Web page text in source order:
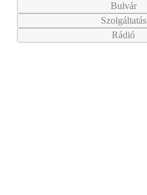
Bulvár
Szolgáltatás
Rádió